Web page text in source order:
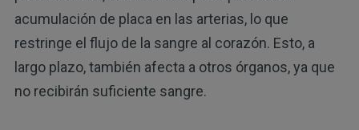
acumulación de placa en las arterias, lo que
restringe el flujo de la sangre al corazón. Esto, a
largo plazo, también afecta a otros órganos, ya que
no recibirán suficiente sangre.